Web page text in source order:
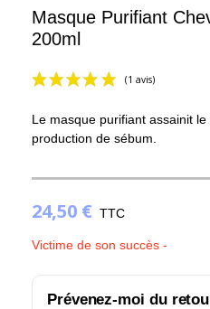
Masque Purifiant
200ml
Le masque purifiant assainit
production de sébum.
24,50 € TTC
Victime de son succès -
Prévenez-moi du